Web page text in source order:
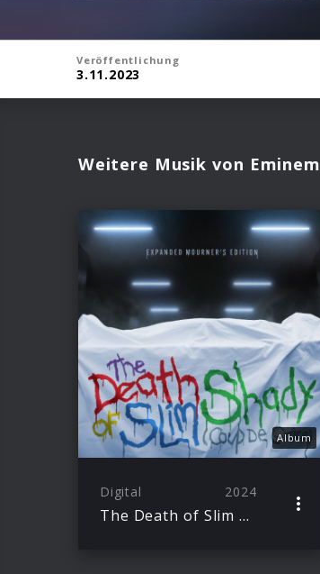
Veröffentlichung
3.11.2023
Weitere Musik von Eminem
Album
Digital 2024
The Death of Slim Shady (Coup De Grâce): Expanded Mourner’s Edition